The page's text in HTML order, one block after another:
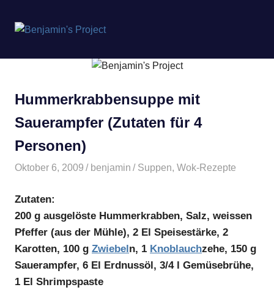
springen
Project
Hummerkrabbensuppe mit
Sauerampfer (Zutaten für 4
Personen)
Oktober 6, 2009 benjamin Suppen,Wok-Rezepte
Zutaten:
200 g ausgelöste Hummerkrabben, Salz, weissen
Pfeffer (aus der Mühle), 2 El Speisestärke, 2
Karotten, 100 g Zwiebeln, 1 Knoblauchzehe, 150 g
Sauerampfer, 6 El Erdnussöl, 3/4 l Gemüsebrühe,
1 El Shrimpspaste